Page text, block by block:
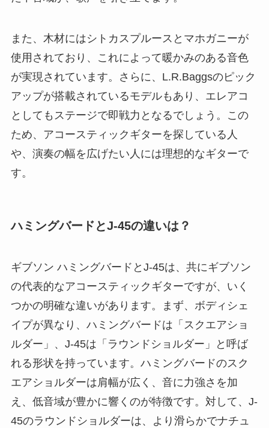
また、木材にはシトカスプルースとマホガニーが
使用されており、これによって暖かみのある音色
が実現されています。さらに、L.R.Baggsのピック
アップが搭載されているモデルもあり、エレアコ
としてもステージで即戦力となるでしょう。この
ため、アコースティックギターを探している人
や、演奏の幅を広げたい人には理想的なギターで
す。
ハミングバードとJ-45の違いは？
ギブソン ハミングバードとJ-45は、共にギブソン
の代表的なアコースティックギターですが、いく
つかの明確な違いがあります。まず、ボディシェ
イプが異なり、ハミングバードは「スクエアショ
ルダー」、J-45は「ラウンドショルダー」と呼ば
れる形状を持っています。ハミングバードのスク
エアショルダーは肩幅が広く、音に力強さを加
え、低音域が豊かに響くのが特徴です。対して、J-
45のラウンドショルダーは、より滑らかでナチュ